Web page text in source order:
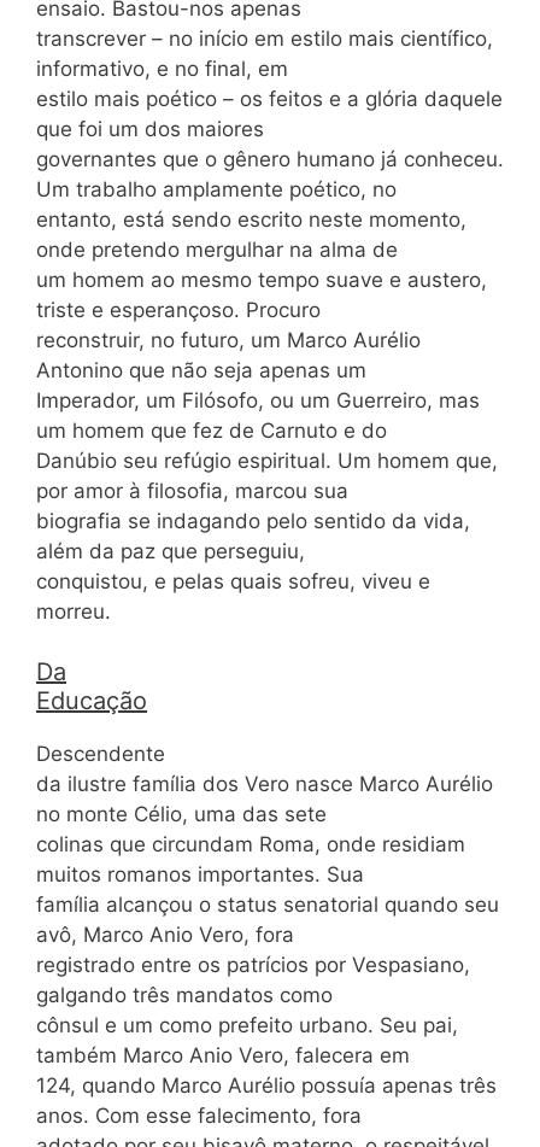
ensaio. Bastou-nos apenas
transcrever – no início em estilo mais científico,
informativo, e no final, em
estilo mais poético – os feitos e a glória daquele
que foi um dos maiores
governantes que o gênero humano já conheceu.
Um trabalho amplamente poético, no
entanto, está sendo escrito neste momento,
onde pretendo mergulhar na alma de
um homem ao mesmo tempo suave e austero,
triste e esperançoso. Procuro
reconstruir, no futuro, um Marco Aurélio
Antonino que não seja apenas um
Imperador, um Filósofo, ou um Guerreiro, mas
um homem que fez de Carnuto e do
Danúbio seu refúgio espiritual. Um homem que,
por amor à filosofia, marcou sua
biografia se indagando pelo sentido da vida,
além da paz que perseguiu,
conquistou, e pelas quais sofreu, viveu e
morreu.
Da
Educação
Descendente
da ilustre família dos Vero nasce Marco Aurélio
no monte Célio, uma das sete
colinas que circundam Roma, onde residiam
muitos romanos importantes. Sua
família alcançou o status senatorial quando seu
avô, Marco Anio Vero, fora
registrado entre os patrícios por Vespasiano,
galgando três mandatos como
cônsul e um como prefeito urbano. Seu pai,
também Marco Anio Vero, falecera em
124, quando Marco Aurélio possuía apenas três
anos. Com esse falecimento, fora